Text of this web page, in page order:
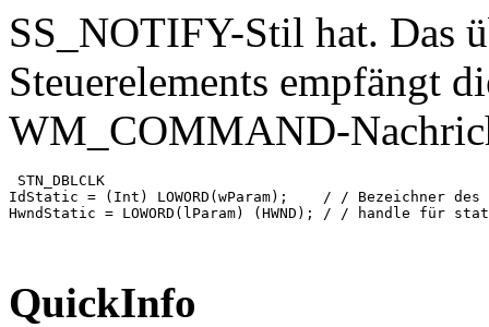
SS_NOTIFY-Stil hat. Das
Steuerelements empfängt
WM_COMMAND-
STN_DBLCLK
IdStatic = (Int) LOWORD(wParam);    / / Bezeichner des
HwndStatic = LOWORD(lParam) (HWND); / / handle für
QuickInfo